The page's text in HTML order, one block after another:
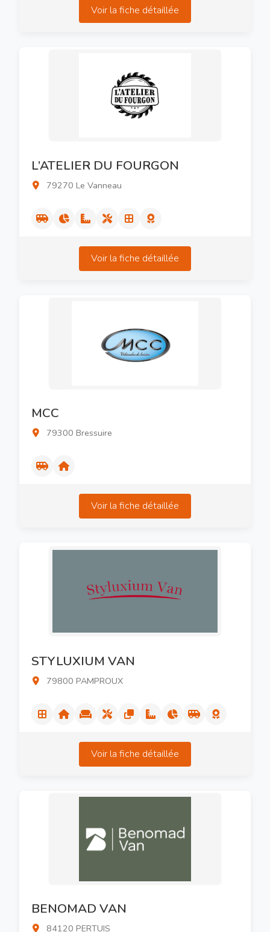
Voir la fiche détaillée
L’ATELIER DU FOURGON
79270 Le Vanneau
Voir la fiche détaillée
MCC
79300 Bressuire
Voir la fiche détaillée
STYLUXIUM VAN
79800 PAMPROUX
Voir la fiche détaillée
BENOMAD VAN
84120 PERTUIS